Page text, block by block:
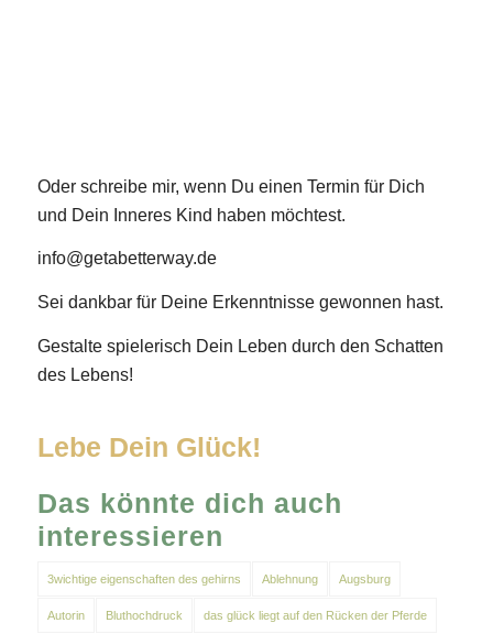
Oder schreibe mir, wenn Du einen Termin für Dich
und Dein Inneres Kind haben möchtest.
info@getabetterway.de
Sei dankbar für Deine Erkenntnisse gewonnen hast.
Gestalte spielerisch Dein Leben durch den Schatten
des Lebens!
Lebe Dein Glück!
Das könnte dich auch
interessieren
3wichtige eigenschaften des gehirns Ablehnung Augsburg
Autorin Bluthochdruck das glück liegt auf den Rücken der Pferde